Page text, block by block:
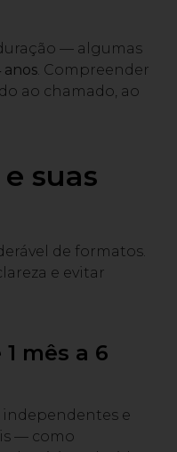
— algumas
anos. Compreender
ao chamado, ao
suas
de formatos.
e evitar
mês a 6
e
— como